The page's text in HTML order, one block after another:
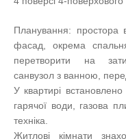
Планування: простора
фасад, окрема
перетворити на
санвузол з ванною,
У квартирі
гарячої води, газова
техніка.
Житлові кімнати